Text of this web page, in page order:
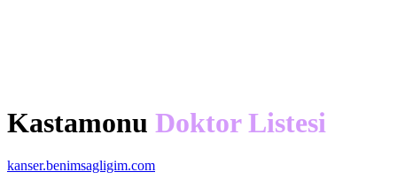
Kastamonu Doktor Listesi
kanser.benimsagligim.com